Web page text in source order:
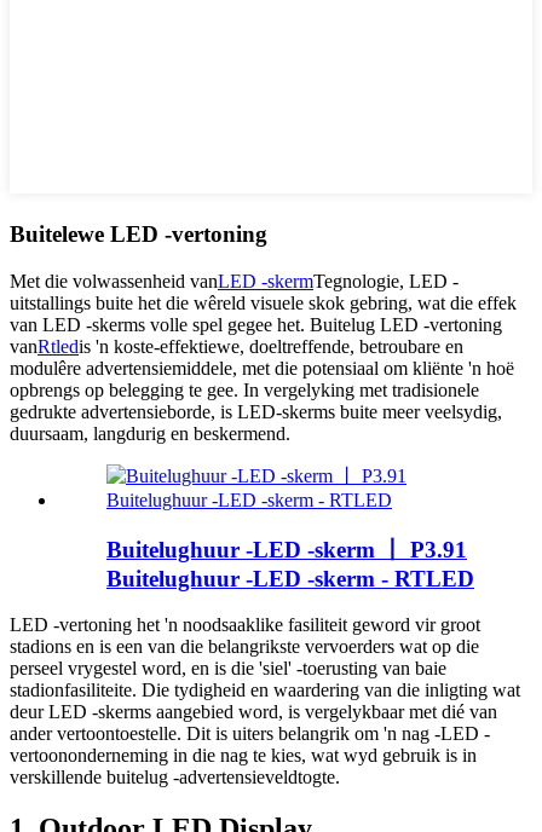
Buitelewe LED -vertoning
Met die volwassenheid vanLED -skermTegnologie, LED -
uitstallings buite het die wêreld visuele skok gebring, wat die effek
van LED -skerms volle spel gegee het. Buitelug LED -vertoning
vanRtledis 'n koste-effektiewe, doeltreffende, betroubare en
modulêre advertensiemiddele, met die potensiaal om kliënte 'n hoë
opbrengs op belegging te gee. In vergelyking met tradisionele
gedrukte advertensieborde, is LED-skerms buite meer veelsydig,
duursaam, langdurig en beskermend.
Buitelughuur -LED -skerm 丨 P3.91
Buitelughuur -LED -skerm - RTLED
LED -vertoning het 'n noodsaaklike fasiliteit geword vir groot
stadions en is een van die belangrikste vervoerders wat op die
perseel vrygestel word, en is die 'siel' -toerusting van baie
stadionfasiliteite. Die tydigheid en waardering van die inligting wat
deur LED -skerms aangebied word, is vergelykbaar met dié van
ander vertoontoestelle. Dit is uiters belangrik om 'n nag -LED -
vertoononderneming in die nag te kies, wat wyd gebruik is in
verskillende buitelug -advertensieveldtogte.